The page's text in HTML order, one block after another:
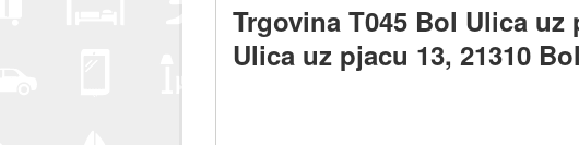
Trgovina T045 Bol Ulica uz
Ulica uz pjacu 13, 21310 Bol